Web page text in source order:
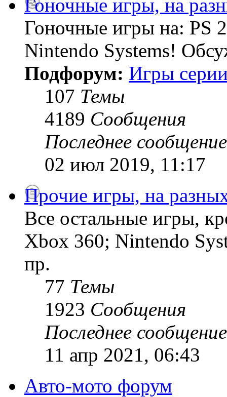
Гоночные игры, на
Гоночные игры на: PS
Nintendo Systems!
Подфорум: Игры
107 Темы
4189 Сообщения
Последнее сообщение
02 июл 2019, 11:17
Прочие игры, на
Все остальные игры,
Xbox 360; Nintendo
пр.
77 Темы
1923 Сообщения
Последнее сообщение
11 апр 2021, 06:43
Авто-мото форум